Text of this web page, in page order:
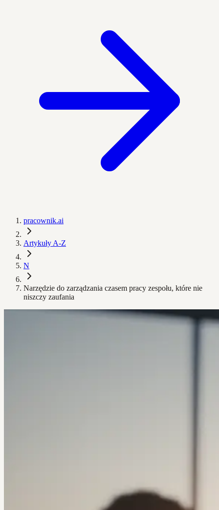
pracownik.ai
Artykuły A-Z
N
Narzędzie do zarządzania czasem pracy zespołu, które nie
niszczy zaufania